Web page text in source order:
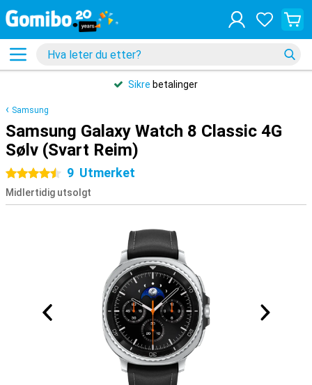
Sikre betalinger
Samsung
Samsung Galaxy Watch 8 Classic 4G
Sølv (Svart Reim)
4.5 stjerner
9 Utmerket
Midlertidig utsolgt